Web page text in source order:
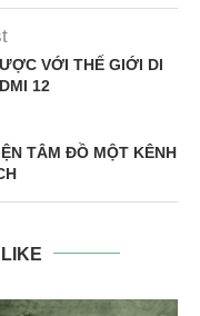
VỚI THẾ GIỚI DI
12
TÂM ĐỒ MỘT KÊNH